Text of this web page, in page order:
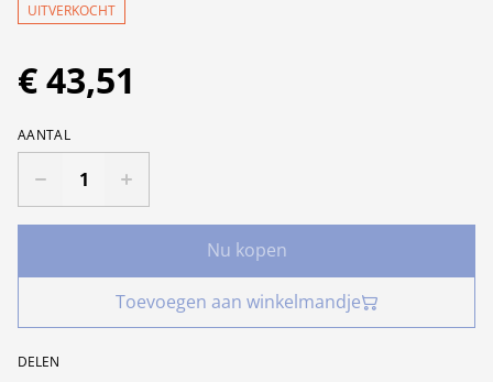
UITVERKOCHT
€ 43,51
AANTAL
Nu kopen
Toevoegen aan winkelmandje
DELEN